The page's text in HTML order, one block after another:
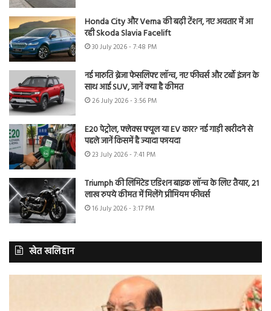
Honda City और Verna की बढ़ी टेंशन, नए अवतार में आ
रही Skoda Slavia Facelift
30 July 2026 - 7:48 PM
नई मारुति ब्रेजा फेसलिफ्ट लॉन्च, नए फीचर्स और टर्बो इंजन के
साथ आई SUV, जानें क्या है कीमत
26 July 2026 - 3:56 PM
E20 पेट्रोल, फ्लेक्स फ्यूल या EV कार? नई गाड़ी खरीदने से
पहले जानें किसमें है ज्यादा फायदा
23 July 2026 - 7:41 PM
Triumph की लिमिटेड एडिशन बाइक लॉन्च के लिए तैयार, 21
लाख रुपये कीमत में मिलेंगे प्रीमियम फीचर्स
16 July 2026 - 3:17 PM
खेत खलिहान